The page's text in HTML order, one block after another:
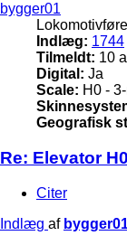
bygger01
Indlæg: 1744
Tilmeldt: 10
Digital: Ja
Scale: H0 - 3-
Geografisk
Re: Elevator H0
Citer
Indlæg af